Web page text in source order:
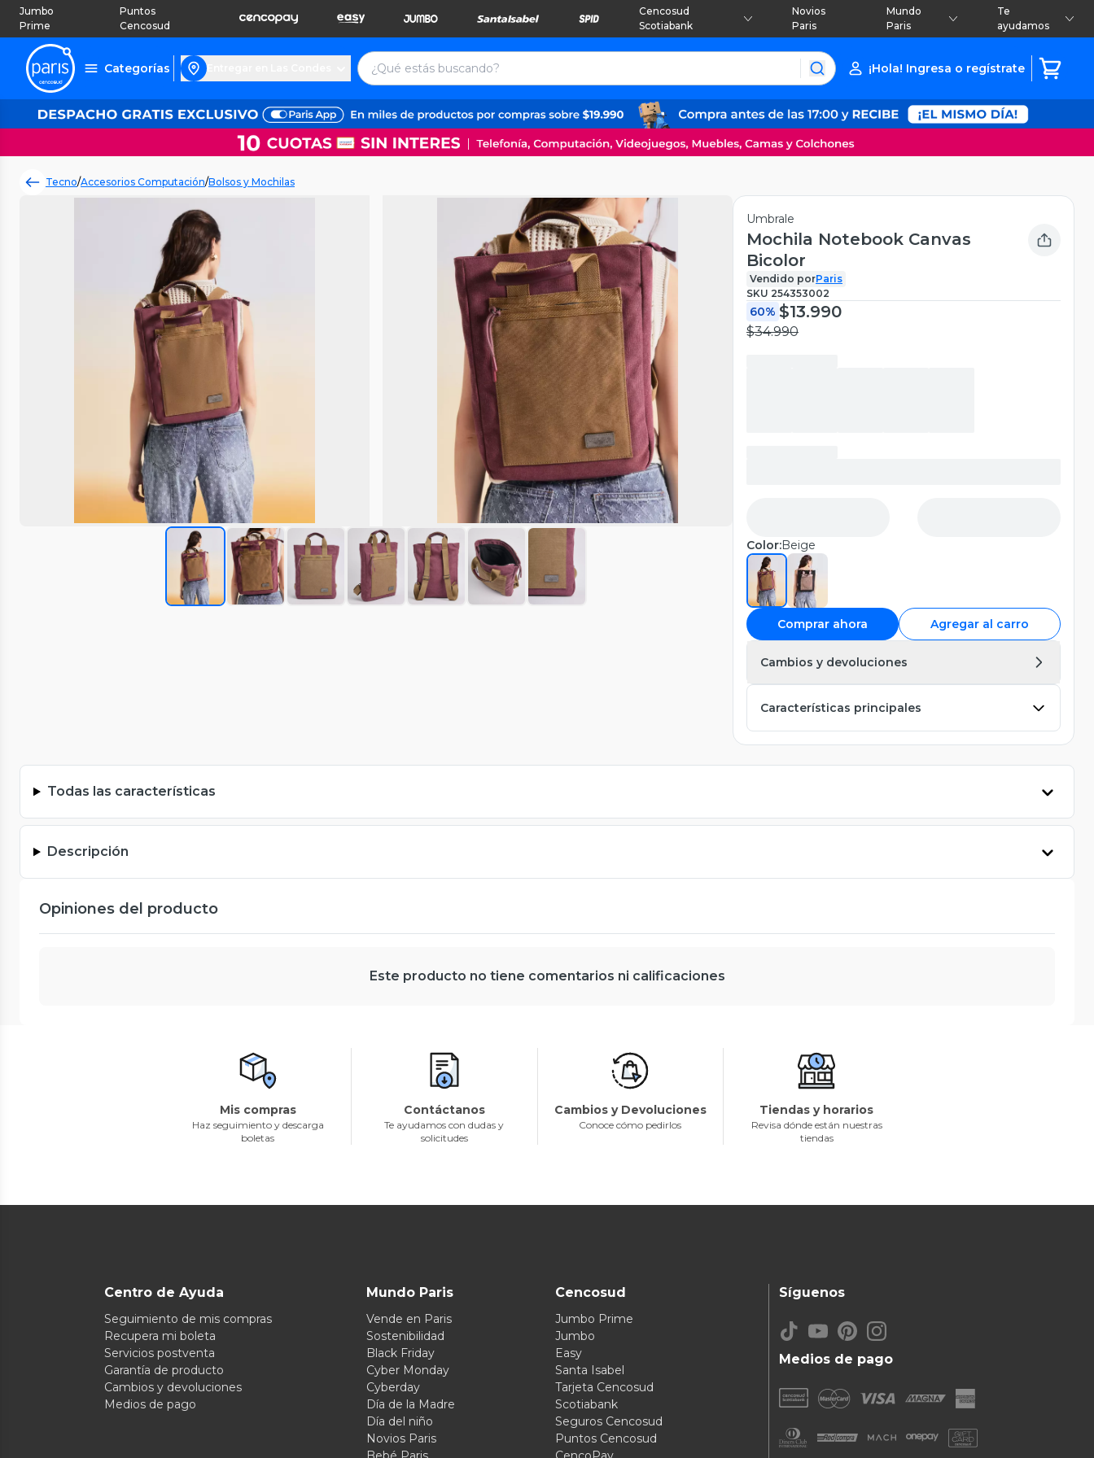
Jumbo
Prime
Puntos
Cencosud
Cencosud
Scotiabank
Novios
Paris
Mundo
Paris
Te
ayudamos
Categorías ¡Hola! Ingresa o regístrate
Tecno/Accesorios Computación/Bolsos y Mochilas
Umbrale
Mochila Notebook Canvas
Bicolor
Vendido porParis
SKU 254353002
60% $13.990
$34.990
Color:Beige
Comprar ahora Agregar al carro
Cambios y devoluciones
Características principales
Todas las características
Descripción
Opiniones del producto
Este producto no tiene comentarios ni calificaciones
Mis compras
Haz seguimiento y descarga
boletas
Contáctanos
Te ayudamos con dudas y
solicitudes
Cambios y Devoluciones
Conoce cómo pedirlos
Tiendas y horarios
Revisa dónde están nuestras
tiendas
Centro de Ayuda
Seguimiento de mis compras
Recupera mi boleta
Servicios postventa
Garantía de producto
Cambios y devoluciones
Medios de pago
Mundo Paris
Vende en Paris
Sostenibilidad
Black Friday
Cyber Monday
Cyberday
Día de la Madre
Día del niño
Novios Paris
Cencosud
Jumbo Prime
Jumbo
Easy
Santa Isabel
Tarjeta Cencosud
Scotiabank
Seguros Cencosud
Puntos Cencosud
Medios de pago
Síguenos